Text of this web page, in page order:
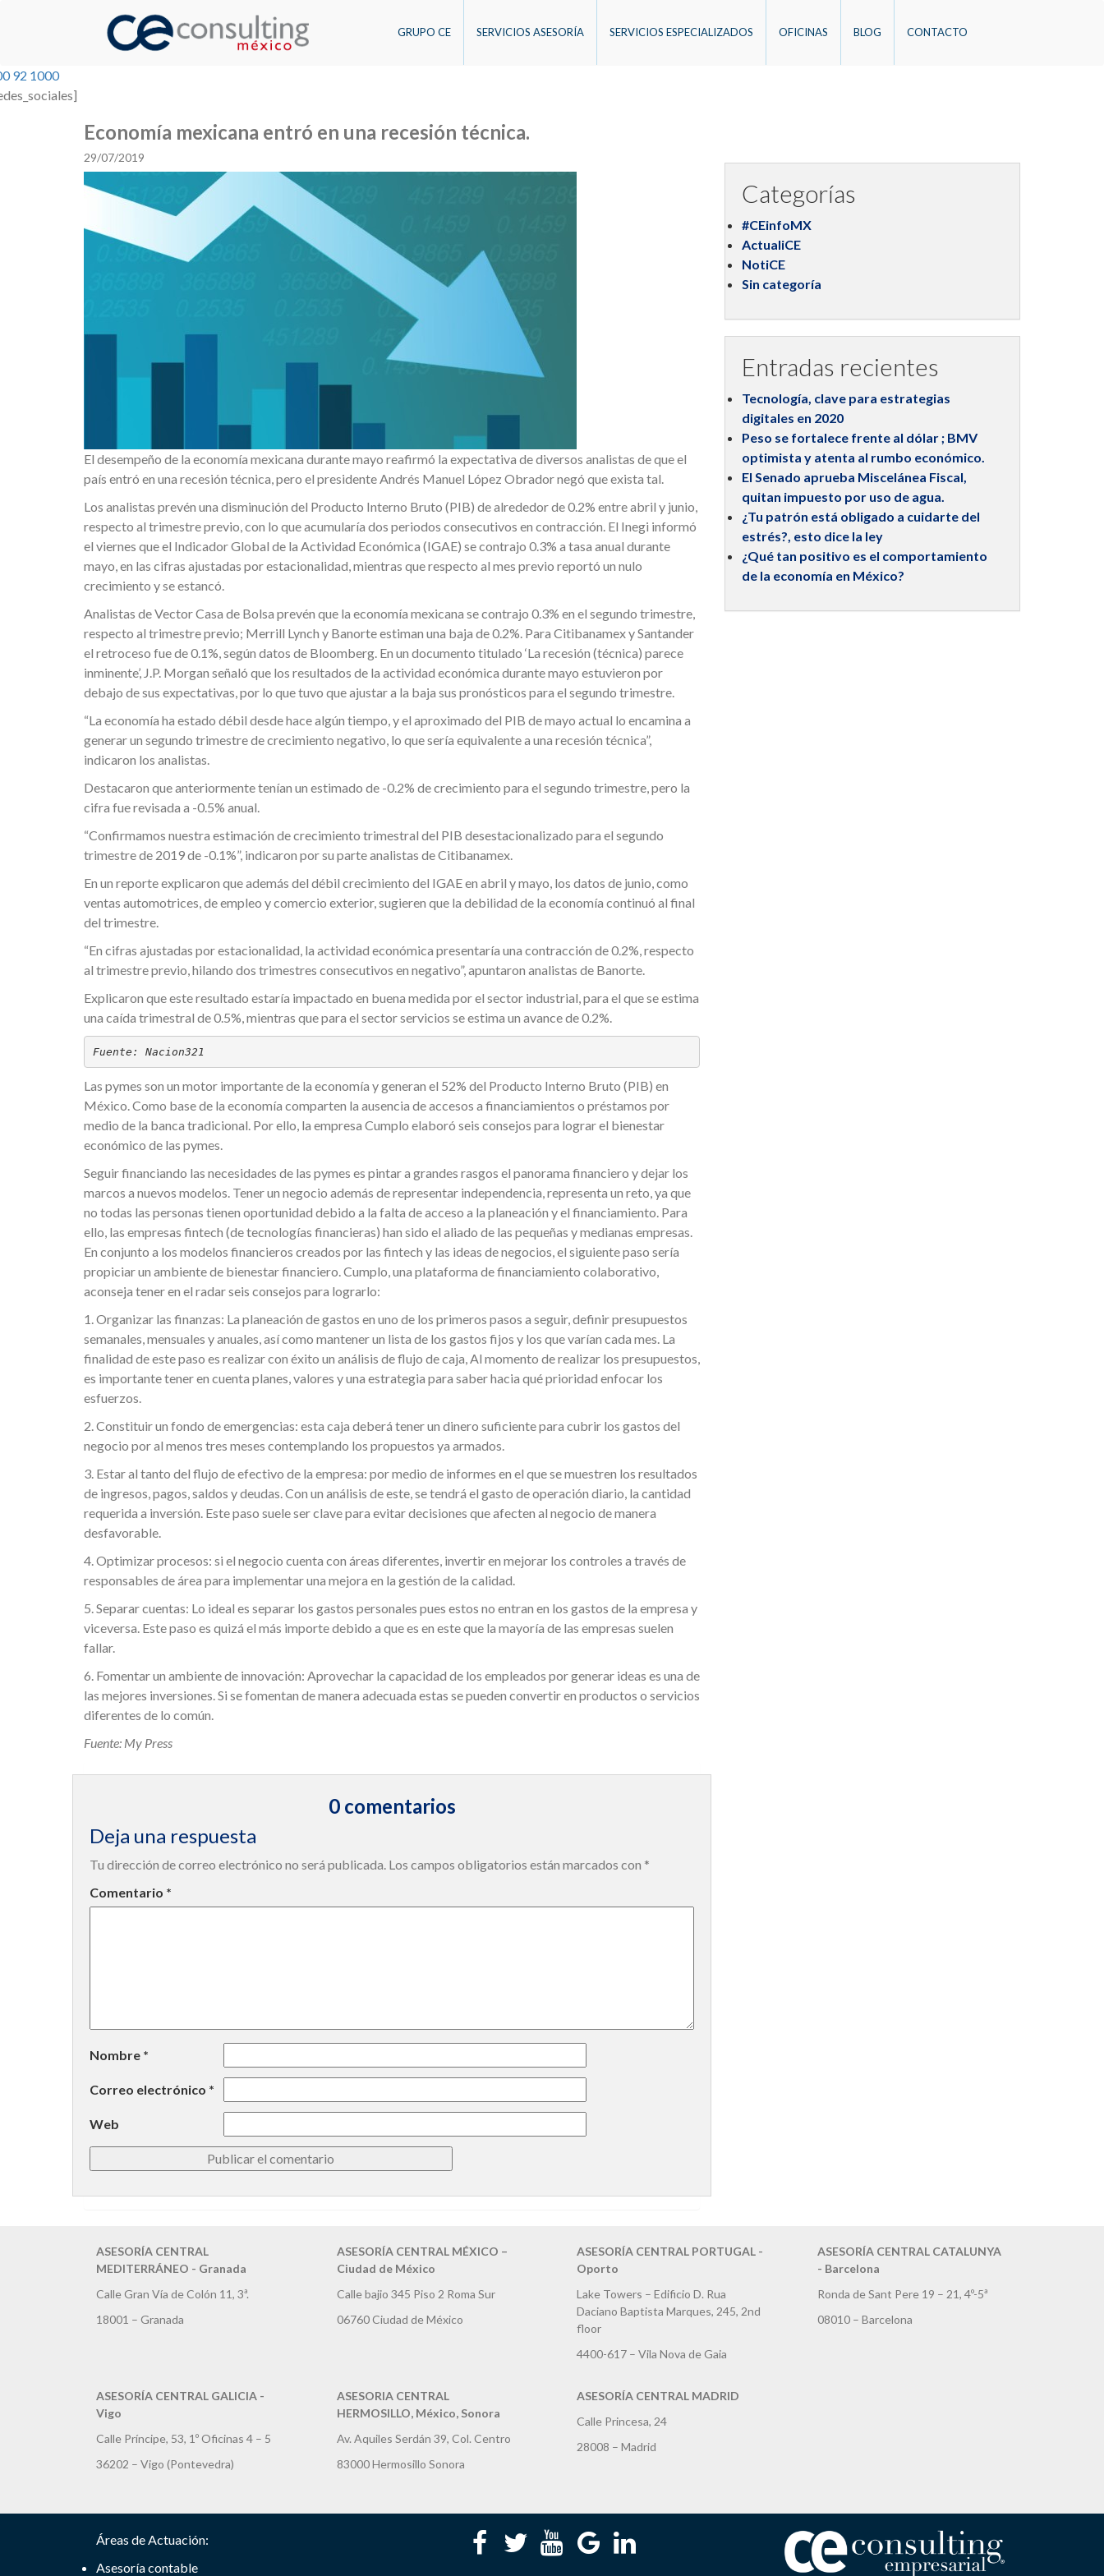
GRUPO CE SERVICIOS ASESORÍA SERVICIOS ESPECIALIZADOS OFICINAS BLOG CONTACTO
92 1000
Economía mexicana entró en una recesión técnica.
29/07/2019
El desempeño de la economía mexicana durante mayo reafirmó la expectativa de diversos analistas de que el
país entró en una recesión técnica, pero el presidente Andrés Manuel López Obrador negó que exista tal.
Los analistas prevén una disminución del Producto Interno Bruto (PIB) de alrededor de 0.2% entre abril y junio,
respecto al trimestre previo, con lo que acumularía dos periodos consecutivos en contracción. El Inegi informó
el viernes que el Indicador Global de la Actividad Económica (IGAE) se contrajo 0.3% a tasa anual durante
mayo, en las cifras ajustadas por estacionalidad, mientras que respecto al mes previo reportó un nulo
crecimiento y se estancó.
Analistas de Vector Casa de Bolsa prevén que la economía mexicana se contrajo 0.3% en el segundo trimestre,
respecto al trimestre previo; Merrill Lynch y Banorte estiman una baja de 0.2%. Para Citibanamex y Santander
el retroceso fue de 0.1%, según datos de Bloomberg. En un documento titulado ‘La recesión (técnica) parece
inminente’, J.P. Morgan señaló que los resultados de la actividad económica durante mayo estuvieron por
debajo de sus expectativas, por lo que tuvo que ajustar a la baja sus pronósticos para el segundo trimestre.
“La economía ha estado débil desde hace algún tiempo, y el aproximado del PIB de mayo actual lo encamina a
generar un segundo trimestre de crecimiento negativo, lo que sería equivalente a una recesión técnica”,
indicaron los analistas.
Destacaron que anteriormente tenían un estimado de -0.2% de crecimiento para el segundo trimestre, pero la
cifra fue revisada a -0.5% anual.
“Confirmamos nuestra estimación de crecimiento trimestral del PIB desestacionalizado para el segundo
trimestre de 2019 de -0.1%”, indicaron por su parte analistas de Citibanamex.
En un reporte explicaron que además del débil crecimiento del IGAE en abril y mayo, los datos de junio, como
ventas automotrices, de empleo y comercio exterior, sugieren que la debilidad de la economía continuó al final
del trimestre.
“En cifras ajustadas por estacionalidad, la actividad económica presentaría una contracción de 0.2%, respecto
al trimestre previo, hilando dos trimestres consecutivos en negativo”, apuntaron analistas de Banorte.
Explicaron que este resultado estaría impactado en buena medida por el sector industrial, para el que se estima
una caída trimestral de 0.5%, mientras que para el sector servicios se estima un avance de 0.2%.
Fuente: Nacion321
Las pymes son un motor importante de la economía y generan el 52% del Producto Interno Bruto (PIB) en
México. Como base de la economía comparten la ausencia de accesos a financiamientos o préstamos por
medio de la banca tradicional. Por ello, la empresa Cumplo elaboró seis consejos para lograr el bienestar
económico de las pymes.
Seguir financiando las necesidades de las pymes es pintar a grandes rasgos el panorama financiero y dejar los
marcos a nuevos modelos. Tener un negocio además de representar independencia, representa un reto, ya que
no todas las personas tienen oportunidad debido a la falta de acceso a la planeación y el financiamiento. Para
ello, las empresas fintech (de tecnologías financieras) han sido el aliado de las pequeñas y medianas empresas.
En conjunto a los modelos financieros creados por las fintech y las ideas de negocios, el siguiente paso sería
propiciar un ambiente de bienestar financiero. Cumplo, una plataforma de financiamiento colaborativo,
aconseja tener en el radar seis consejos para lograrlo:
1. Organizar las finanzas: La planeación de gastos en uno de los primeros pasos a seguir, definir presupuestos
semanales, mensuales y anuales, así como mantener un lista de los gastos fijos y los que varían cada mes. La
finalidad de este paso es realizar con éxito un análisis de flujo de caja, Al momento de realizar los presupuestos,
es importante tener en cuenta planes, valores y una estrategia para saber hacia qué prioridad enfocar los
esfuerzos.
2. Constituir un fondo de emergencias: esta caja deberá tener un dinero suficiente para cubrir los gastos del
negocio por al menos tres meses contemplando los propuestos ya armados.
3. Estar al tanto del flujo de efectivo de la empresa: por medio de informes en el que se muestren los resultados
de ingresos, pagos, saldos y deudas. Con un análisis de este, se tendrá el gasto de operación diario, la cantidad
requerida a inversión. Este paso suele ser clave para evitar decisiones que afecten al negocio de manera
desfavorable.
4. Optimizar procesos: si el negocio cuenta con áreas diferentes, invertir en mejorar los controles a través de
responsables de área para implementar una mejora en la gestión de la calidad.
5. Separar cuentas: Lo ideal es separar los gastos personales pues estos no entran en los gastos de la empresa y
viceversa. Este paso es quizá el más importe debido a que es en este que la mayoría de las empresas suelen
fallar.
6. Fomentar un ambiente de innovación: Aprovechar la capacidad de los empleados por generar ideas es una de
las mejores inversiones. Si se fomentan de manera adecuada estas se pueden convertir en productos o servicios
diferentes de lo común.
Fuente: My Press
0 comentarios
Deja una respuesta
Tu dirección de correo electrónico no será publicada. Los campos obligatorios están marcados con *
Comentario *
Nombre *
Correo electrónico *
Web
Categorías
#CEinfoMX
ActualiCE
NotiCE
Sin categoría
Entradas recientes
Tecnología, clave para estrategias
digitales en 2020
Peso se fortalece frente al dólar ; BMV
optimista y atenta al rumbo económico.
El Senado aprueba Miscelánea Fiscal,
quitan impuesto por uso de agua.
¿Tu patrón está obligado a cuidarte del
estrés?, esto dice la ley
¿Qué tan positivo es el comportamiento
de la economía en México?
ASESORÍA CENTRAL
MEDITERRÁNEO - Granada
Calle Gran Vía de Colón 11, 3ª.
18001 – Granada
ASESORÍA CENTRAL MÉXICO –
Ciudad de México
Calle bajio 345 Piso 2 Roma Sur
06760 Ciudad de México
ASESORÍA CENTRAL PORTUGAL -
Oporto
Lake Towers – Edificio D. Rua
Daciano Baptista Marques, 245, 2nd
floor
4400-617 – Vila Nova de Gaia
ASESORÍA CENTRAL CATALUNYA
- Barcelona
Ronda de Sant Pere 19 – 21, 4º-5ª
08010 – Barcelona
ASESORÍA CENTRAL GALICIA -
Vigo
Calle Príncipe, 53, 1º Oficinas 4 – 5
36202 – Vigo (Pontevedra)
ASESORIA CENTRAL
HERMOSILLO, México, Sonora
Av. Aquiles Serdán 39, Col. Centro
83000 Hermosillo Sonora
ASESORÍA CENTRAL MADRID
Calle Princesa, 24
28008 – Madrid
Áreas de Actuación:
Asesoría contable